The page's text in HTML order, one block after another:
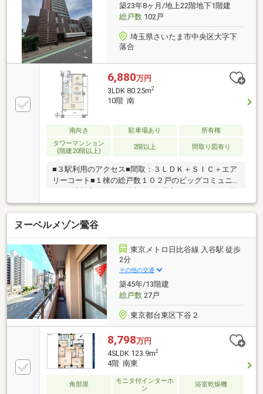
築23年8ヶ月/地上22階地下1階建
総戸数102戸
埼玉県さいたま市中央区大字下
落合
6,880万円
3LDK 80.25m2
10階 南
南向き 駐車場あり
所有権
タワーマンション
(階建20階以上)
2階以上 間取り図有り
■３駅利用のアクセス■間取：３ＬＤＫ＋ＳＩＣ＋エア
リーコート■１棟の総戸数１０２戸のビッグコミュニ
面した３ＬＤＫ■２面採光のＬＤ（約１２．９畳）■Ｌ
字型キッチン（約４．３畳）■洋室（約７畳）に２連
クローゼット×２箇所■玄関周りをスッキリと収納でき
るＳＩＣ■ポーチにベンチ有■バルコニーにスロップシ
ンク■ペット飼育可※別途細則有■２０２６年８月末新
規内装リフォーム完了予定【交換】トイレ【張替え】
天井・壁クロス（全室）【その他】ハウスクリーニン
グ
ヌーベルメゾン鶯谷
東京メトロ日比谷線 入谷駅 徒歩
2分
その他の交通
築45年/13階建
総戸数27戸
東京都台東区下谷２
8,798万円
4SLDK 123.9m2
4階 南東
角部屋
モニタ付インターホ
ン
浴室乾燥機